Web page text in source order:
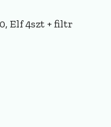
Elf 4szt + filtr